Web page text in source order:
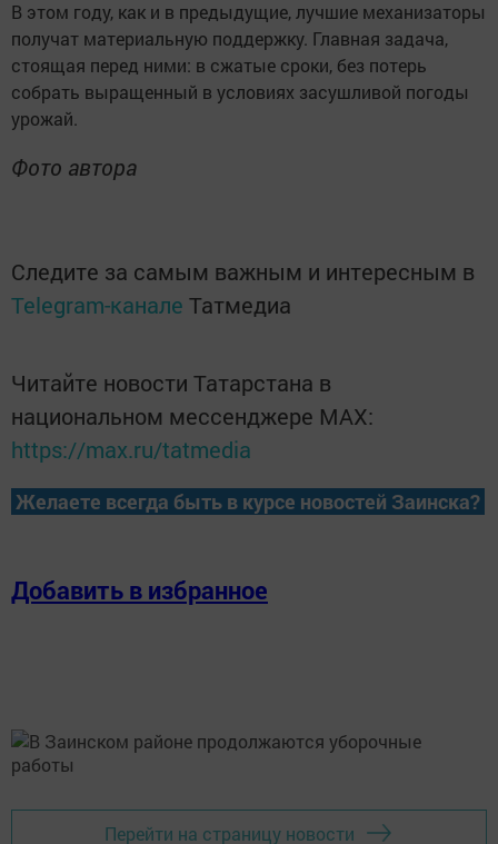
В этом году, как и в предыдущие, лучшие механизаторы
получат материальную поддержку. Главная задача,
стоящая перед ними: в сжатые сроки, без потерь
собрать выращенный в условиях засушливой погоды
урожай.
Фото автора
Следите за самым важным и интересным в
Telegram-канале Татмедиа
Читайте новости Татарстана в
национальном мессенджере MАХ:
https://max.ru/tatmedia
Желаете всегда быть в курсе новостей Заинска?
Добавить в избранное
Перейти на страницу новости